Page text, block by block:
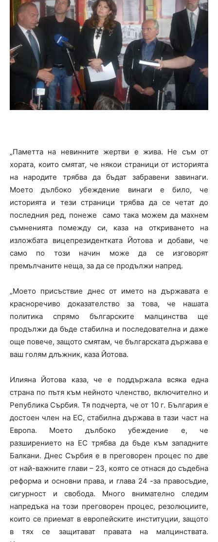
„Паметта на невинните жертви е жива. Не съм от
хората, които смятат, че някои страници от историята
на народите трябва да бъдат забравени завинаги.
Моето дълбоко убеждение винаги е било, че
историята и тези страници трябва да се четат до
последния ред, понеже само така можем да махнем
съмненията помежду си, каза на откриването на
изложбата вицепрезидентката Йотова и добави, че
само по този начин може да се изговорят
премълчаните неща, за да се продължи напред.
„Моето присъствие днес от името на държавата е
красноречиво доказателство за това, че нашата
политика спрямо българските малцинства ще
продължи да бъде стабилна и последователна и даже
още повече, защото смятам, че българската държава е
ваш голям длъжник, каза Йотова.
Илияна Йотова каза, че е поддържала всяка една
страна по пътя към нейното членство, включително и
Република Сърбия. Тя подчерта, че от 10 г. България е
достоен член на ЕС, стабилна държава в тази част на
Европа. Моето дълбоко убеждение е, че
разширението на ЕС трябва да бъде към западните
Балкани. Днес Сърбия е в преговорен процес по две
от най-важните глави – 23, която се отнася до съдебна
реформа и основни права, и глава 24 -за правосъдие,
сигурност и свобода. Много внимателно следим
напредъка на този преговорен процес, резолюциите,
които се приемат в европейските институции, защото
в тях се защитават правата на малцинствата.